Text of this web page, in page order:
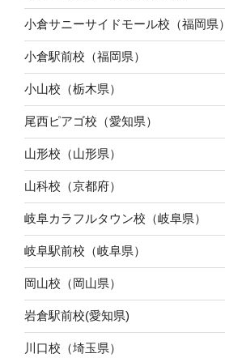
小倉サニーサイドモール校（福岡県）
小倉駅前校（福岡県）
小山校（栃木県）
尾西ピアゴ校（愛知県）
山形校（山形県）
山科校（京都府）
岐阜カラフルタウン校（岐阜県）
岐阜駅前校（岐阜県）
岡山校（岡山県）
岩倉駅前校(愛知県)
川口校（埼玉県）